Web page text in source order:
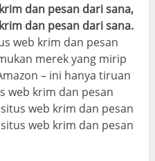
dan pesan dari sana,
dan pesan dari sana.
web krim dan pesan
merek yang mirip
– ini hanya tiruan
web krim dan pesan
web krim dan pesan
web krim dan pesan